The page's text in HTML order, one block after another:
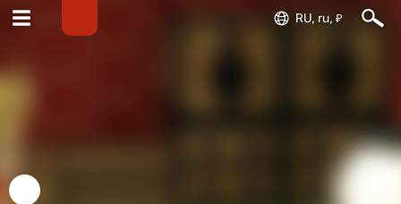
RU, ru, ₽